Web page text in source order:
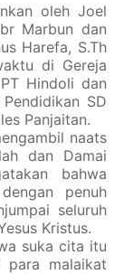
oleh Joel
Marbun dan
Harefa, S.Th
di Gereja
Hindoli dan
SD
Panjaitan.
naats
dan Damai
bahwa
penuh
seluruh
Kristus.
suka cita itu
para malaikat